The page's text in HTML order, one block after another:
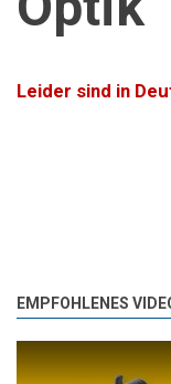
Leider sind in
EMPFOHLENES